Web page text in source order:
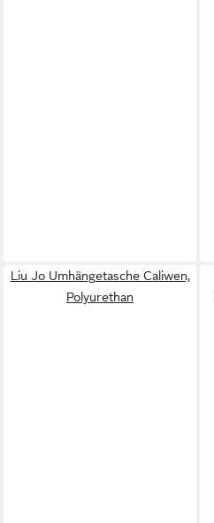
Liu Jo Umhängetasche Caliwen,
Polyurethan